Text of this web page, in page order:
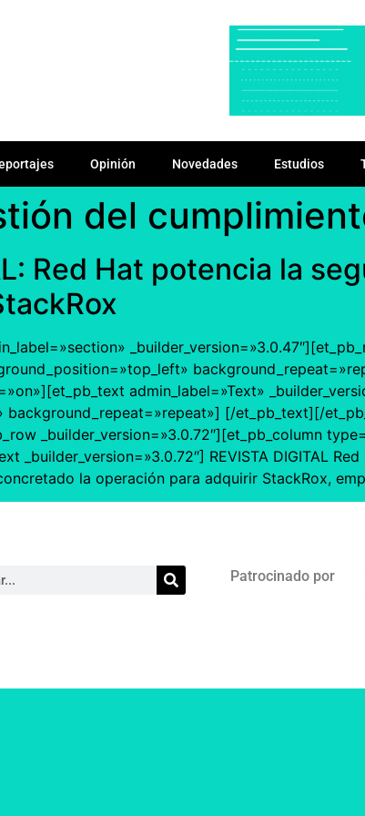
Opinión Novedades Estudios
del
Red Hat potencia la
admin_label=»Text»
[/et_pb_text][/
_builder_version=»3.0.72″][et_pb_column
_builder_version=»3.0.72″] REVISTA DIGITAL
la operación para adquirir StackRox,
Patrocinado por